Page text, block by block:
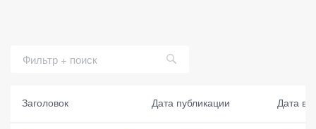
Заг
Сс
Заголовок Дата публикации Дата